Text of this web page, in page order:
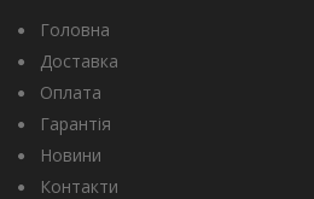
Головна
Доставка
Оплата
Гарантія
Новини
Контакти